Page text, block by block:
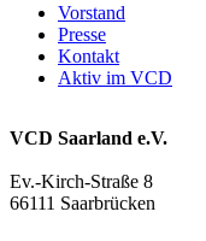
Vorstand
Presse
Kontakt
Aktiv im VCD
VCD Saarland e.V.
Ev.-Kirch-Straße 8
66111 Saarbrücken